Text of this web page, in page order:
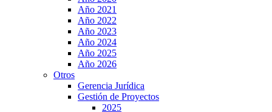
Año 2021
Año 2022
Año 2023
Año 2024
Año 2025
Año 2026
Otros
Gerencia Jurídica
Gestión de Proyectos
2025